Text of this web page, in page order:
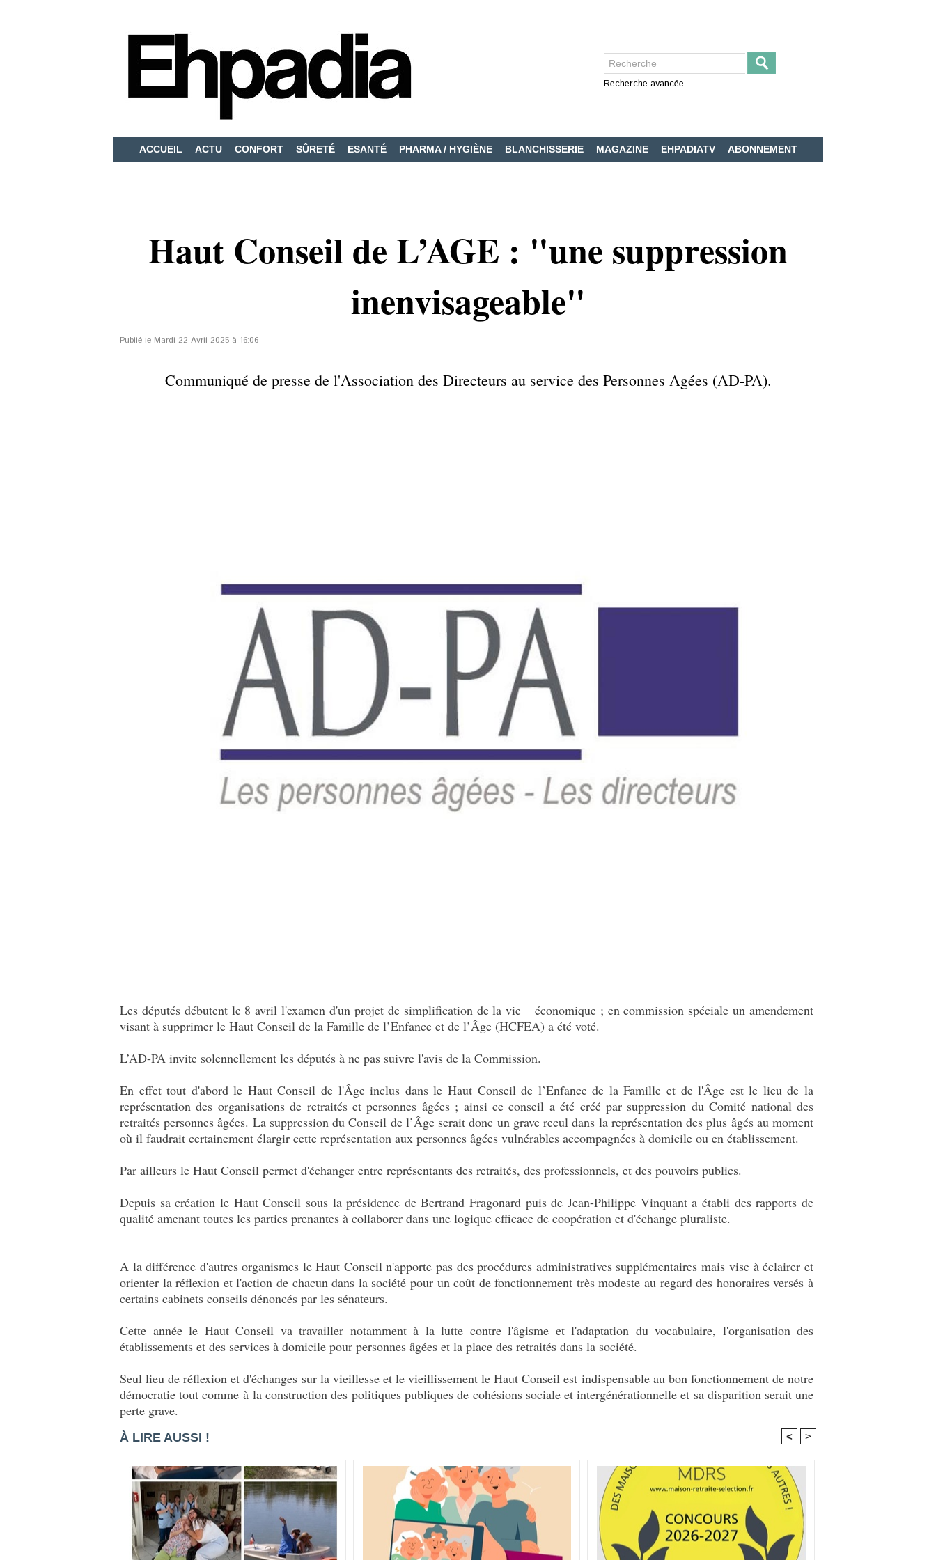
Recherche avancée
ACCUEIL ACTU CONFORT SÛRETÉ ESANTÉ PHARMA / HYGIÈNE BLANCHISSERIE MAGAZINE EHPADIATV ABONNEMENT
Haut Conseil de L’AGE : "une suppression
inenvisageable"
Publié le Mardi 22 Avril 2025 à 16:06
Communiqué de presse de l'Association des Directeurs au service des Personnes Agées (AD-PA).
Les députés débutent le 8 avril l'examen d'un projet de simplification de la vie économique ; en commission spéciale un amendement
visant à supprimer le Haut Conseil de la Famille de l’Enfance et de l’Âge (HCFEA) a été voté.
L’AD-PA invite solennellement les députés à ne pas suivre l'avis de la Commission.
En effet tout d'abord le Haut Conseil de l'Âge inclus dans le Haut Conseil de l’Enfance de la Famille et de l'Âge est le lieu de la
représentation des organisations de retraités et personnes âgées ; ainsi ce conseil a été créé par suppression du Comité national des
retraités personnes âgées. La suppression du Conseil de l’Âge serait donc un grave recul dans la représentation des plus âgés au moment
où il faudrait certainement élargir cette représentation aux personnes âgées vulnérables accompagnées à domicile ou en établissement.
Par ailleurs le Haut Conseil permet d'échanger entre représentants des retraités, des professionnels, et des pouvoirs publics.
Depuis sa création le Haut Conseil sous la présidence de Bertrand Fragonard puis de Jean-Philippe Vinquant a établi des rapports de
qualité amenant toutes les parties prenantes à collaborer dans une logique efficace de coopération et d'échange pluraliste.
A la différence d'autres organismes le Haut Conseil n'apporte pas des procédures administratives supplémentaires mais vise à éclairer et
orienter la réflexion et l'action de chacun dans la société pour un coût de fonctionnement très modeste au regard des honoraires versés à
certains cabinets conseils dénoncés par les sénateurs.
Cette année le Haut Conseil va travailler notamment à la lutte contre l'âgisme et l'adaptation du vocabulaire, l'organisation des
établissements et des services à domicile pour personnes âgées et la place des retraités dans la société.
Seul lieu de réflexion et d'échanges sur la vieillesse et le vieillissement le Haut Conseil est indispensable au bon fonctionnement de notre
démocratie tout comme à la construction des politiques publiques de cohésions sociale et intergénérationnelle et sa disparition serait une
perte grave.
À LIRE AUSSI ! < >